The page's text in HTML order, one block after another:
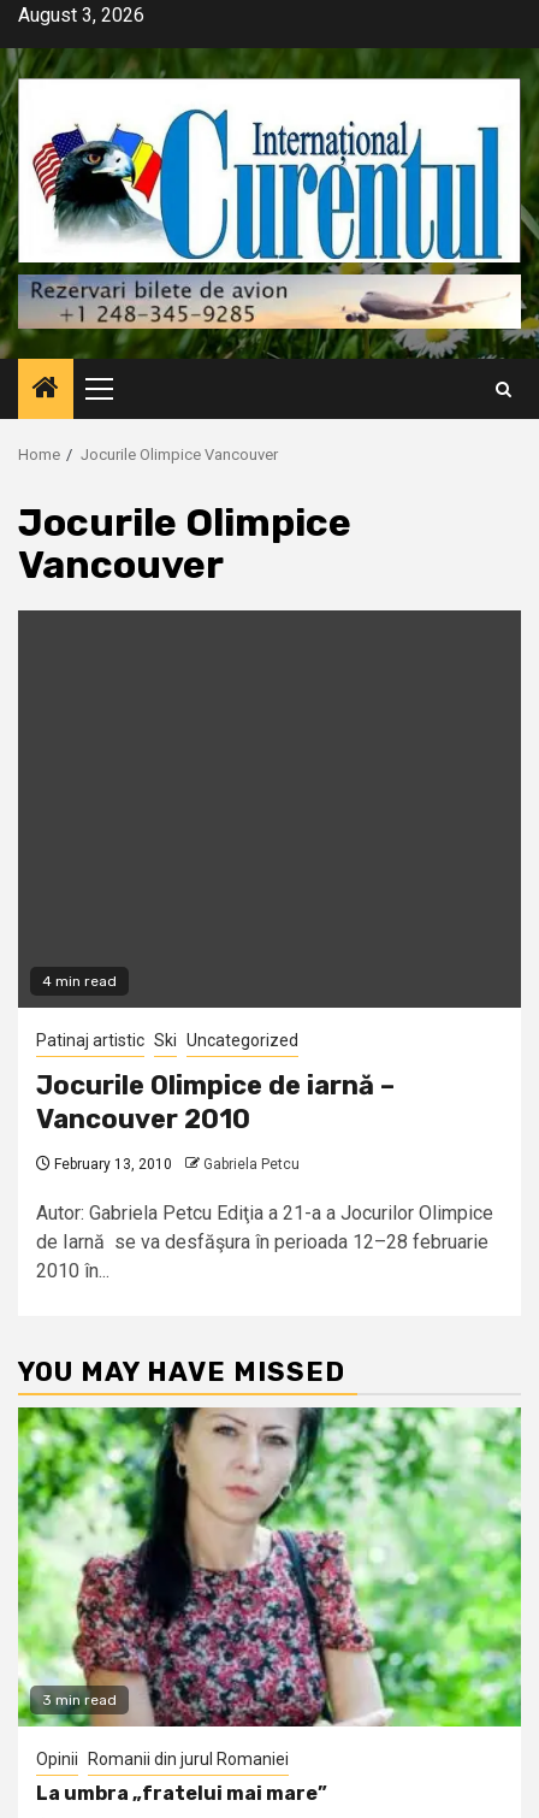
Skip
content
August 3, 2026
Primary
Menu
Home Jocurile Olimpice Vancouver
Jocurile Olimpice
Vancouver
4 min read
Patinaj artistic Ski Uncategorized
Jocurile Olimpice de iarnă –
Vancouver 2010
February 13, 2010 Gabriela Petcu
Autor: Gabriela Petcu Ediţia a 21-a a Jocurilor Olimpice
de Iarnă se va desfăşura în perioada 12–28 februarie
2010 în...
YOU MAY HAVE MISSED
3 min read
Opinii Romanii din jurul Romaniei
La umbra „fratelui mai mare”